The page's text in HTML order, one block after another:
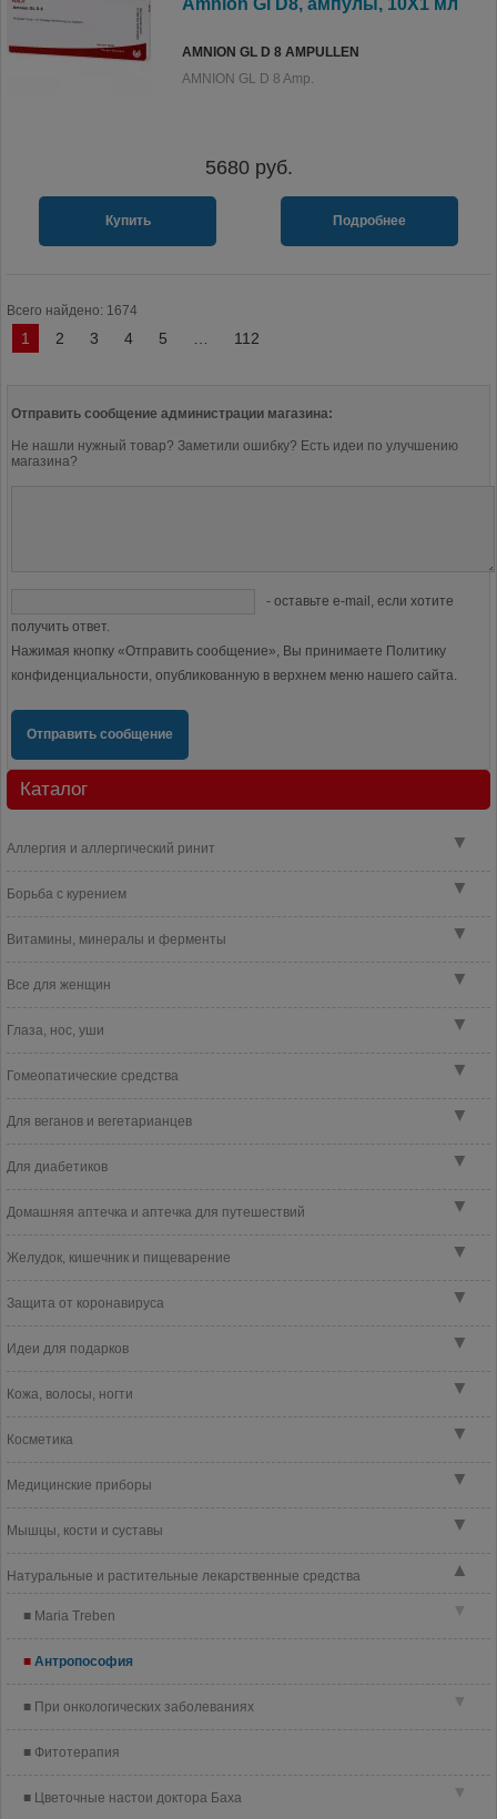
Amnion Gl D8, ампулы, 10X1 мл
AMNION GL D 8 AMPULLEN
AMNION GL D 8 Amp.
5680руб.
Купить Подробнее
Всего найдено: 1674
1 2 3 4 5 112
Отправить сообщение администрации магазина:
Не нашли нужный товар? Заметили ошибку? Есть идеи по улучшению
магазина?
- оставьте e-mail, если хотите
получить ответ.
Нажимая кнопку «Отправить сообщение», Вы принимаете Политику
конфиденциальности, опубликованную в верхнем меню нашего сайта.
Отправить сообщение
Каталог
▼
Аллергия и аллергический ринит
▼
Борьба с курением
▼
Витамины, минералы и ферменты
▼
Все для женщин
▼
Глаза, нос, уши
▼
Гомеопатические средства
▼
Для веганов и вегетарианцев
▼
Для диабетиков
▼
Домашняя аптечка и аптечка для путешествий
▼
Желудок, кишечник и пищеварение
▼
Защита от коронавируса
▼
Идеи для подарков
▼
Кожа, волосы, ногти
▼
Косметика
▼
Медицинские приборы
▼
Мышцы, кости и суставы
▲
Натуральные и растительные лекарственные средства
▼
Maria Treben
Антропософия
▼
При онкологических заболеваниях
Фитотерапия
▼
Цветочные настои доктора Баха